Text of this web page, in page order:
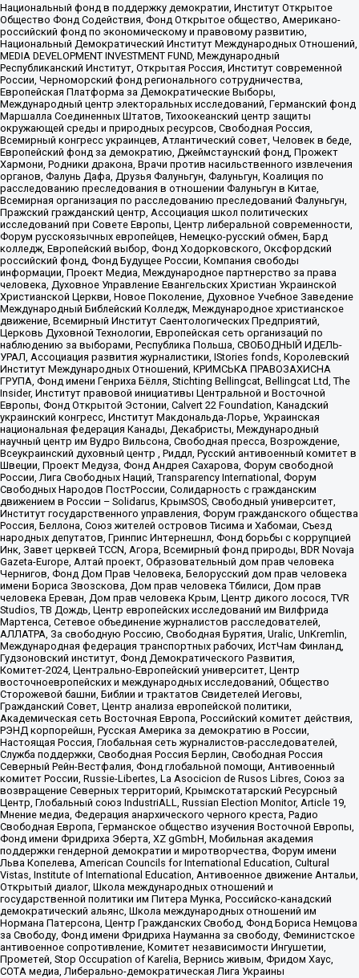
Национальный фонд в поддержку демократии, Институт Открытое
Общество Фонд Содействия, Фонд Открытое общество, Американо-
российский фонд по экономическому и правовому развитию,
Национальный Демократический Институт Международных Отношений,
MEDIA DEVELOPMENT INVESTMENT FUND, Международный
Республиканский Институт, Открытая Россия, Институт современной
России, Черноморский фонд регионального сотрудничества,
Европейская Платформа за Демократические Выборы,
Международный центр электоральных исследований, Германский фонд
Маршалла Соединенных Штатов, Тихоокеанский центр защиты
окружающей среды и природных ресурсов, Свободная Россия,
Всемирный конгресс украинцев, Атлантический совет, Человек в беде,
Европейский фонд за демократию, Джеймстаунский фонд, Прожект
Хармони, Родники дракона, Врачи против насильственного извлечения
органов, Фалунь Дафа, Друзья Фалуньгун, Фалуньгун, Коалиция по
расследованию преследования в отношении Фалуньгун в Китае,
Всемирная организация по расследованию преследований Фалуньгун,
Пражский гражданский центр, Ассоциация школ политических
исследований при Совете Европы, Центр либеральной современности,
Форум русскоязычных европейцев, Немецко-русский обмен, Бард
колледж, Европейский выбор, Фонд Ходорковского, Оксфордский
российский фонд, Фонд Будущее России, Компания свободы
информации, Проект Медиа, Международное партнерство за права
человека, Духовное Управление Евангельских Христиан Украинской
Христианской Церкви, Новое Поколение, Духовное Учебное Заведение
Международный Библейский Колледж, Международное христианское
движение, Всемирный Институт Саентологических Предприятий,
Церковь Духовной Технологии, Европейская сеть организаций по
наблюдению за выборами, Республика Польша, СВОБОДНЫЙ ИДЕЛЬ-
УРАЛ, Ассоциация развития журналистики, IStories fonds, Королевский
Институт Международных Отношений, КРИМСЬКА ПРАВОЗАХИСНА
ГРУПА, Фонд имени Генриха Бёлля, Stichting Bellingcat, Bellingcat Ltd, The
Insider, Институт правовой инициативы Центральной и Восточной
Европы, Фонд Открытой Эстонии, Calvert 22 Foundation, Канадский
украинский конгресс, Институт Макдональда-Лорье, Украинская
национальная федерация Канады, Декабристы, Международный
научный центр им Вудро Вильсона, Свободная пресса, Возрождение,
Всеукраинский духовный центр , Риддл, Русский антивоенный комитет в
Швеции, Проект Медуза, Фонд Андрея Сахарова, Форум свободной
России, Лига Свободных Наций, Transparеncy International, Форум
Свободных Народов ПостРоссии, Солидарность с гражданским
движением в России – Solidarus, КрымSOS, Свободный университет,
Институт государственного управления, Форум гражданского общества
Россия, Беллона, Союз жителей островов Тисима и Хабомаи, Съезд
народных депутатов, Гринпис Интернешнл, Фонд борьбы с коррупцией
Инк, Завет церквей TCCN, Агора, Всемирный фонд природы, BDR Novaja
Gazeta-Europe, Алтай проект, Образовательный дом прав человека
Чернигов, Фонд Дом Прав Человека, Белорусский дом прав человека
имени Бориса Звозскова, Дом прав человека Тбилиси, Дом прав
человека Ереван, Дом прав человека Крым, Центр дикого лосося, TVR
Studios, ТВ Дождь, Центр европейских исследований им Вилфрида
Мартенса, Сетевое объединение журналистов расследователей,
АЛЛАТРА, За свободную Россию, Свободная Бурятия, Uralic, UnKremlin,
Международная федерация транспортных рабочих, ИстЧам Финланд,
Гудзоновский институт, Фонд Демократического Развития,
Комитет-2024, Центрально-Европейский университет, Центр
восточноевропейских и международных исследований, Общество
Сторожевой башни, Библии и трактатов Свидетелей Иеговы,
Гражданский Совет, Центр анализа европейской политики,
Академическая сеть Восточная Европа, Российский комитет действия,
РЭНД корпорейшн, Русская Америка за демократию в России,
Настоящая Россия, Глобальная сеть журналистов-расследователей,
Служба поддержки, Свободная Россия Берлин, Свободная Россия
Северный Рейн-Вестфалия, Фонд глобальной помощи, Антивоенный
комитет России, Russie-Libertes, La Asocicion de Rusos Libres, Союз за
возвращение Северных территорий, Крымскотатарский Ресурсный
Центр, Глобальный союз IndustriALL, Russian Election Monitor, Article 19,
Мнение медиа, Федерация анархического черного креста, Радио
Свободная Европа, Германское общество изучения Восточной Европы,
Фонд имени Фридриха Эберта, XZ gGmbH, Мобильная академия
поддержки гендерной демократии и миротворчества, Форум имени
Льва Копелева, American Councils for International Education, Cultural
Vistas, Institute of International Education, Антивоенное движение Антальи,
Открытый диалог, Школа международных отношений и
государственной политики им Питера Мунка, Российско-канадский
демократический альянс, Школа международных отношений им
Нормана Патерсона, Центр Гражданских Свобод, Фонд Бориса Немцова
за Свободу, Фонд имени Фридриха Науманна за свободу, Феминистское
антивоенное сопротивление, Комитет независимости Ингушетии,
Прометей, Stop Occupation of Karelia, Вернись живым, Фридом Хаус,
СОТА медиа, Либерально-демократическая Лига Украины